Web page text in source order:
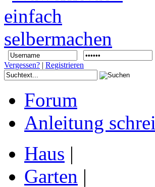
Vergessen? | Registrieren
Forum
Anleitung
Haus |
Garten |